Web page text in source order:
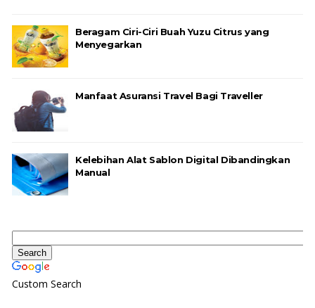
Beragam Ciri-Ciri Buah Yuzu Citrus yang
Menyegarkan
Manfaat Asuransi Travel Bagi Traveller
Kelebihan Alat Sablon Digital Dibandingkan
Manual
Custom Search